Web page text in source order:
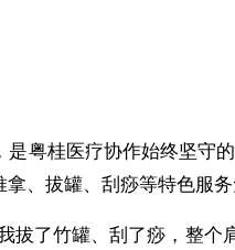
粤桂医疗协作始终坚守
、拔罐、刮痧等特色服务
拔了竹罐、刮了痧，整